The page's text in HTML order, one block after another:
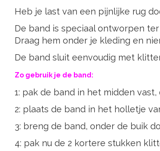
Heb je last van een pijnlijke rug
De band is speciaal ontworpen
Draag hem onder je kleding en
De band sluit eenvoudig met
Zo gebruik je de band:
1: pak de band in het midden
2: plaats de band in het holletje
3: breng de band, onder de buik
4: pak nu de 2 kortere stukken